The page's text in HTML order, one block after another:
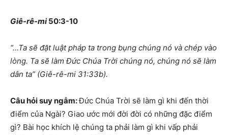
Giê-rê-mi50:3-10
“…Ta sẽ đặt luật pháp ta trong bụng chúng nó và chép vào
lòng. Ta sẽ làm Đức Chúa Trời chúng nó, chúng nó sẽ làm
dân ta” (Giê-rê-mi 31:33b).
Câu hỏi suy ngẫm:Đức Chúa Trời sẽ làm gì khi đến thời
điểm của Ngài? Giao ước mới đời đời có những đặc điểm
gì? Bài học khích lệ chúng ta phải làm gì khi vấp phải